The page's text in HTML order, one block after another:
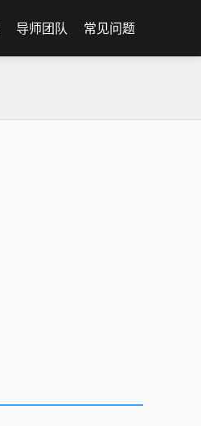
导师团队 常见问题